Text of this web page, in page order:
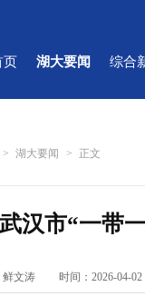
页 湖大要闻 综合
> 湖大要闻 > 正文
汉市“一带
鲜文涛 时间：2026-04-02